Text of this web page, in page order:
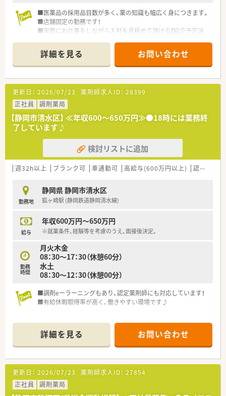
■医薬品の採用品目数が多く、薬の知識も幅広く身につきます。
■店舗固定の勤務です！
■実際にお仕事をしながら入社を見極めて頂ける【紹介予定派
詳細を見る お問い合わせ
更新日： 2026/07/23 薬剤師求人ID： 28399
正社員
調剤薬局
【静岡市清水区】 ≪年収600～650万円≫●18時には業務終
了しています♪
検討リストに追加
週32h以上 ブランク可 車通勤可 高給与(600万円以上) 認定薬剤師取得支援あり
勤務地
静岡県 静岡市清水区
狐ヶ崎駅 (静岡鉄道静岡清水線)
給与
年収600万円～650万円
※就業条件、経験等を考慮のうえ、面接後決定。
勤務
時間
月火木金
08：30～17：30（休憩60分）
水土
08：30～12：30（休憩00分）
■調剤eーラーニングもあり、認定薬剤師にも対応しています！
■有給休暇取得率が高く、働きやすい環境です♪
詳細を見る お問い合わせ
更新日： 2026/07/23 薬剤師求人ID： 27854
正社員
調剤薬局